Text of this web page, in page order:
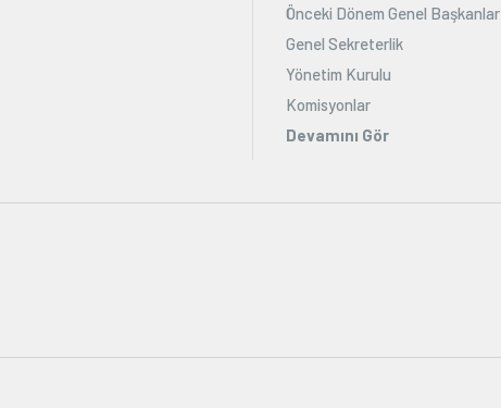
Önceki Dönem Genel Başkanlar
Genel Sekreterlik
Yönetim Kurulu
Komisyonlar
Devamını Gör